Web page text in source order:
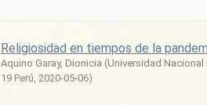
Religiosidad en tiempos de la
Aquino Garay, Dionicia (Universidad
19 Perú, 2020-05-06)